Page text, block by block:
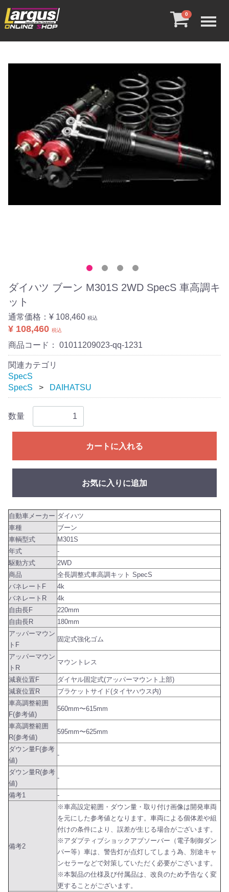
0
ダイハツ ブーン M301S 2WD SpecS 車高調キ
ット
通常価格： ¥ 108,460 税込
¥ 108,460 税込
商品コード： 01011209023-qq-1231
関連カテゴリ
SpecS
SpecS
DAIHATSU
数量
カートに入れる
お気に入りに追加
自動車メーカー ダイハツ
車種
ブーン
車輌型式
M301S
年式
-
駆動方式
2WD
商品
全長調整式車高調キット SpecS
バネレートF
4k
バネレートR
4k
自由長F
220mm
自由長R
180mm
アッパーマウン
トF
固定式強化ゴム
アッパーマウン
トR
マウントレス
減衰位置F
ダイヤル固定式(アッパーマウント上部)
減衰位置R
ブラケットサイド(タイヤハウス内)
車高調整範囲
F(参考値)
560mm〜615mm
車高調整範囲
R(参考値)
595mm〜625mm
ダウン量F(参考
値)
-
ダウン量R(参考
値)
-
備考1 -
備考2
※車高設定範囲・ダウン量・取り付け画像は開発車両
を元にした参考値となります。車両による個体差や組
付けの条件により、誤差が生じる場合がございます。
※アダプティブショックアブソーバー（電子制御ダン
パー等）車は、警告灯が点灯してしまう為、別途キャ
ンセラーなどで対策していただく必要がございます。
※本製品の仕様及び付属品は、改良のため予告なく変
更することがございます。